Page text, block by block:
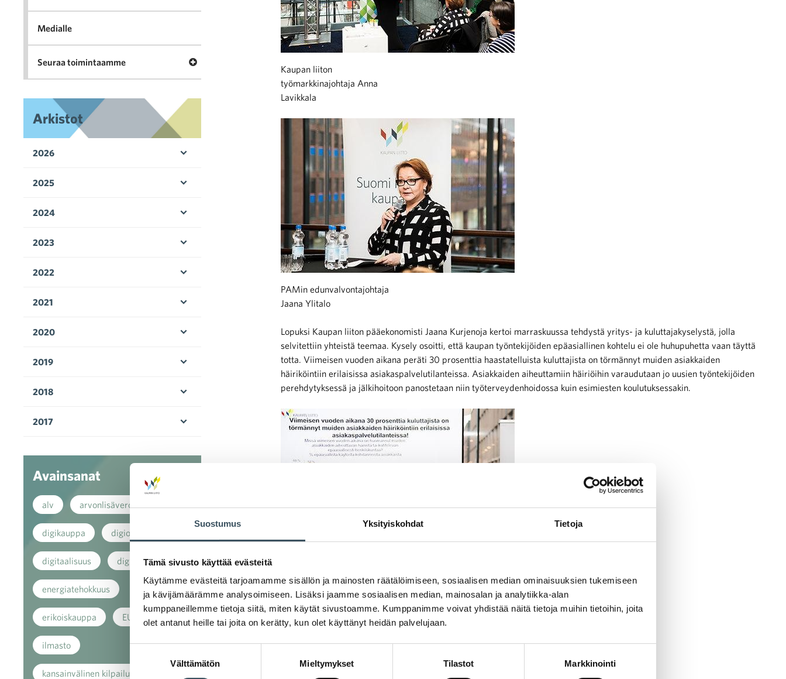
Suostumus Yksityiskohdat Tietoja
Tämä sivusto käyttää evästeitä
Käytämme evästeitä tarjoamamme sisällön ja mainosten räätälöimiseen, sosiaalisen median ominaisuuksien tukemiseen
ja kävijämäärämme analysoimiseen. Lisäksi jaamme sosiaalisen median, mainosalan ja analytiikka-alan
kumppaneillemme tietoja siitä, miten käytät sivustoamme. Kumppanimme voivat yhdistää näitä tietoja muihin tietoihin, joita
olet antanut heille tai joita on kerätty, kun olet käyttänyt heidän palvelujaan.
valinta
Välttämätön Mieltymykset Tilastot Markkinointi
Kaupan liiton
työmarkkinajohtaja Anna
Lavikkala
PAMin edunvalvontajohtaja
Jaana Ylitalo
Lopuksi Kaupan liiton pääekonomisti Jaana Kurjenoja kertoi marraskuussa tehdystä yritys- ja kuluttajakyselystä, jolla
selvitettiin yhteistä teemaa. Kysely osoitti, että kaupan työntekijöiden epäasiallinen kohtelu ei ole huhupuhetta vaan täyttä
totta. Viimeisen vuoden aikana peräti 30 prosenttia haastatelluista kuluttajista on törmännyt muiden asiakkaiden
häiriköintiin erilaisissa asiakaspalvelutilanteissa. Asiakkaiden aiheuttamiin häiriöihin varaudutaan jo uusien työntekijöiden
perehdytyksessä ja jälkihoitoon panostetaan niin työterveydenhoidossa kuin esimiesten koulutuksessakin.
Kaupan liiton pääekonomisti
Jaana Kurjenoja
Medialle
Seuraa toimintaamme Avaa valikko Seuraa toimintaamme
Arkistot
2026
2025
2024
2023
2022
2021
2020
2019
2018
2017
Avainsanat
alv arvonlisävero
digikauppa digiostaminen
digitaalisuus digitalisaatio
energiatehokkuus
erikoiskauppa EU
ilmasto
kansainvälinen kilpailu